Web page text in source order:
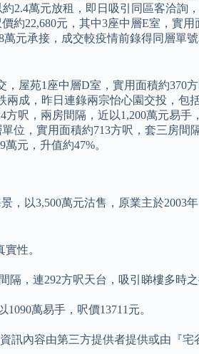
萬元放租，即日吸引同區客洽詢
22,680元，其中3座中層E室，實
元承接，成交較疫情前錄得同層單
屋苑1座中層D室，實用面積約370
成，昨日連錄兩宗怡心園交投，
呎，兩房間隔，近以1,200萬元易手
位，實用面積約713方呎，套三房
元，升值約47%。
以3,500萬元沽售，原業主於2003
性。
，連292方呎天台，吸引睇樓多時
萬易手，呎價13711元。
訊內容由第三方提供者提供或由『宅